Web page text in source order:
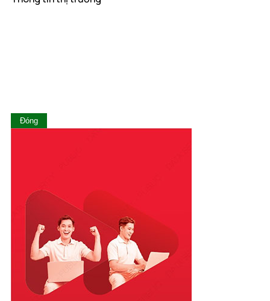
Lai Châu
Quảng Ngãi
Quảng Ninh
Quảng Trị
Sóc Trăng
Sơn La
Tây Ninh
Thái Bình
Thái Nguyên
Đóng